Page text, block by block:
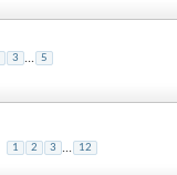
3 ... 5
1 2 3 ... 12